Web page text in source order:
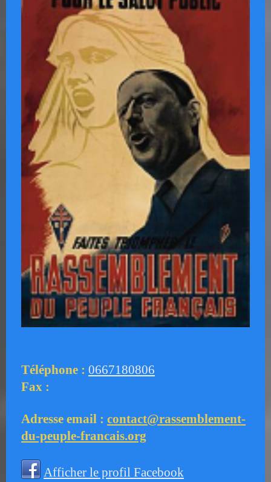
Téléphone : 0667180806
Fax :
Adresse email : contact@rassemblement-
du-peuple-francais.org
Afficher le profil Facebook